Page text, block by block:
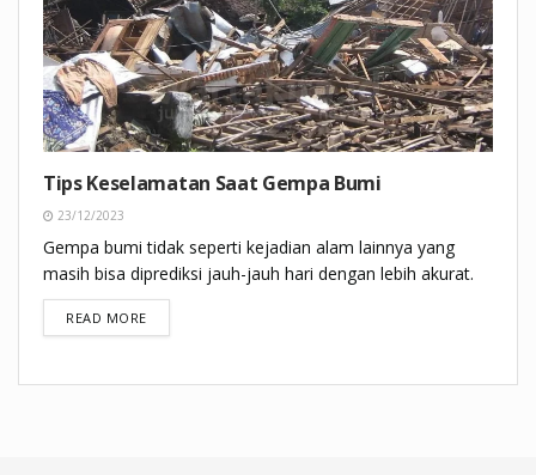
Tips Keselamatan Saat Gempa Bumi
23/12/2023
Gempa bumi tidak seperti kejadian alam lainnya yang
masih bisa diprediksi jauh-jauh hari dengan lebih akurat.
READ MOREDETAILS